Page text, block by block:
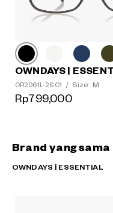
OWNDAYS |
OR2061L-2S C1 / Size: M
Rp799,000
Brand yang
OWNDAYS | ESSENTIAL